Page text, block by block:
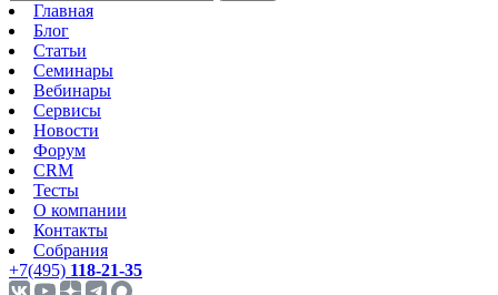
Главная
Блог
Статьи
Семинары
Вебинары
Сервисы
Новости
Форум
CRM
Тесты
О компании
Контакты
Собрания
+7(495) 118-21-35